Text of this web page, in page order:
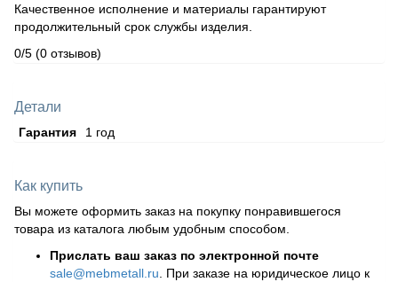
Качественное исполнение и материалы гарантируют
продолжительный срок службы изделия.
0/5 (0 отзывов)
Детали
Гарантия 1 год
Как купить
Вы можете оформить заказ на покупку понравившегося
товара из каталога любым удобным способом.
Прислать ваш заказ по электронной почте
sale@mebmetall.ru . При заказе на юридическое лицо к